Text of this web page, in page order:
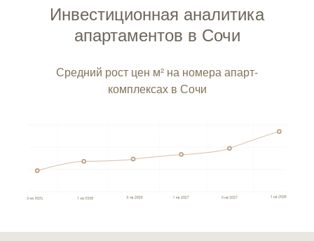
Инвестиционная аналитика
апартаментов в Сочи
Средний рост цен м² на номера апарт-
комплексах в Сочи